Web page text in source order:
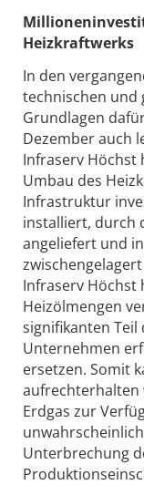
Heizkraftwerks
In den
technischen und
Grundlagen
Dezember auch
Infraserv Höchst
Umbau des
Infrastruktur
installiert, durch
angeliefert und
Infraserv Höchst
Heizölmengen
signifikanten
Unternehmen
ersetzen. Somit
aufrechterhalten
Erdgas zur
Unterbrechung